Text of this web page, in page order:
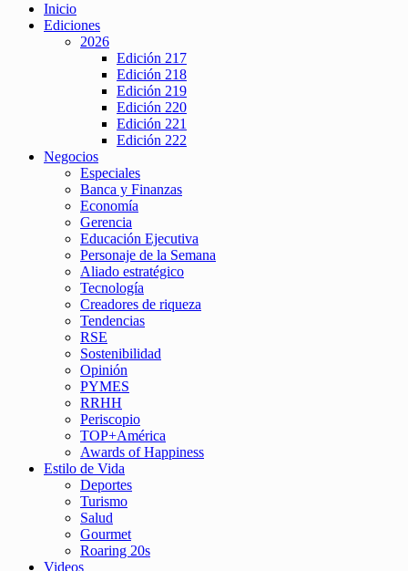
Inicio
Ediciones
2026
Edición 217
Edición 218
Edición 219
Edición 220
Edición 221
Edición 222
Negocios
Especiales
Banca y Finanzas
Economía
Gerencia
Educación Ejecutiva
Personaje de la Semana
Aliado estratégico
Tecnología
Creadores de riqueza
Tendencias
RSE
Sostenibilidad
Opinión
PYMES
RRHH
Periscopio
TOP+América
Awards of Happiness
Estilo de Vida
Deportes
Turismo
Salud
Gourmet
Roaring 20s
Videos